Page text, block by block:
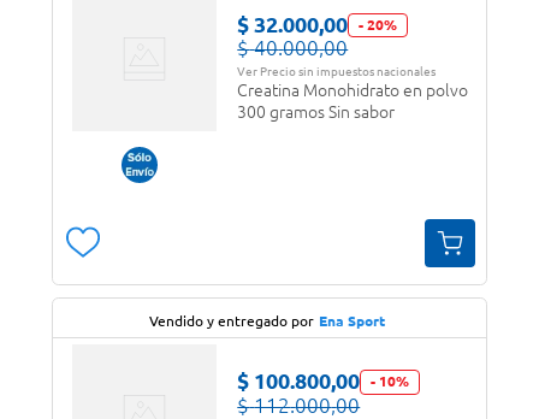
$ 32.000,00 -20%
$ 40.000,00
Ver Precio sin impuestos nacionales
Creatina Monohidrato en polvo
300 gramos Sin sabor
Vendido y entregado por Ena Sport
$ 100.800,00 - 10%
$ 112.000,00